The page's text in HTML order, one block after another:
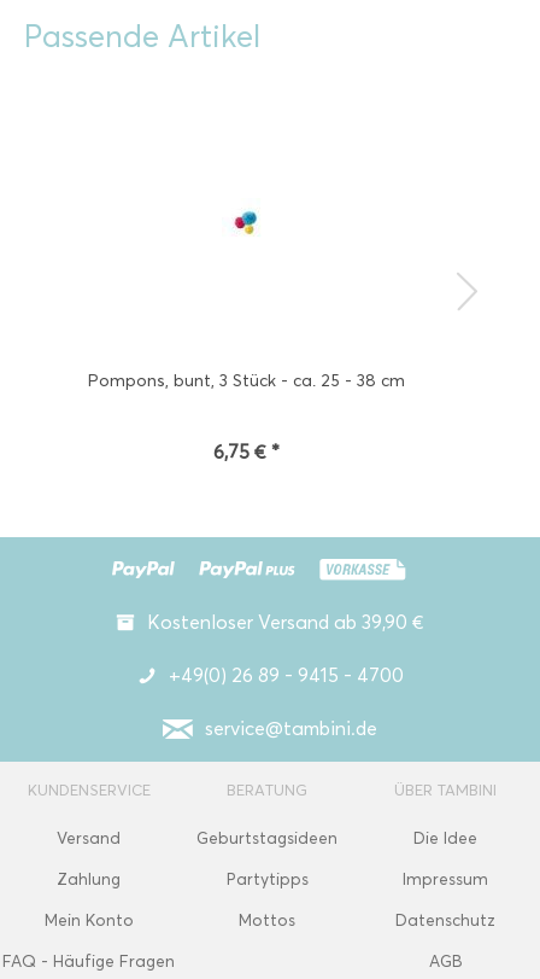
Passende Artikel
Pompons, bunt, 3 Stück - ca. 25 - 38 cm
6,75 € *
Kostenloser Versand ab 39,90 €
+49(0) 26 89 - 9415 - 4700
service@tambini.de
KUNDENSERVICE
Versand
Zahlung
Mein Konto
FAQ - Häufige Fragen
BERATUNG
Geburtstagsideen
Partytipps
Mottos
ÜBER TAMBINI
Die Idee
Impressum
Datenschutz
AGB